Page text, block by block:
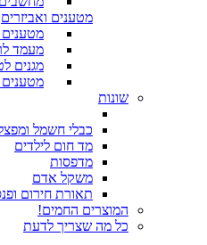
מטענים ואביזרים
מטענים
מעמד
מגנים
מטענים
שונות
כבלי חשמל
מד חום לילדים
מדפסות
משקל אדם
תאורת חירום
המוצרים החמים!
כל מה שצריך לדעת